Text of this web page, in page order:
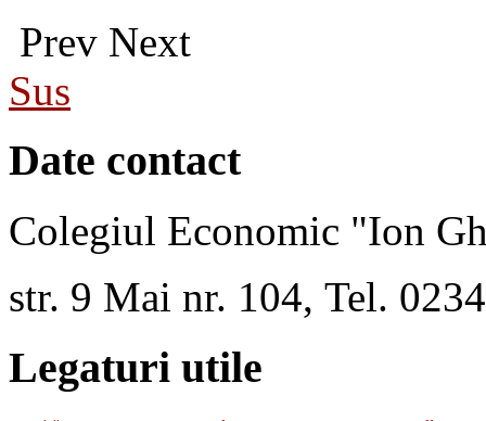
Prev Next
Sus
Date contact
Colegiul Economic "Ion
str. 9 Mai nr. 104, Tel.
Legaturi utile